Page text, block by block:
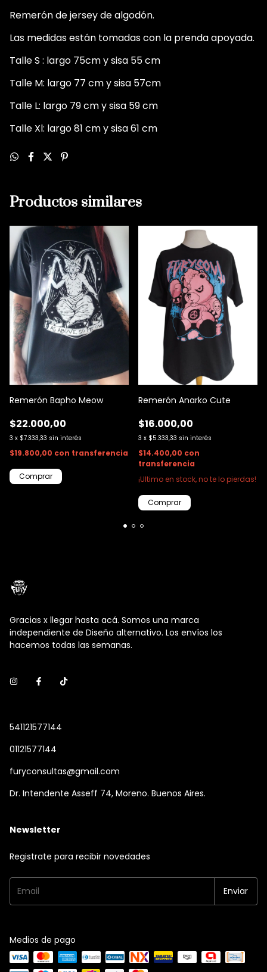
Remerón de jersey de algodón.
Las medidas están tomadas con la prenda apoyada.
Talle S : largo 75cm y sisa 55 cm
Talle M: largo 77 cm y sisa 57cm
Talle L: largo 79 cm y sisa 59 cm
Talle Xl: largo 81 cm y sisa 61 cm
Productos similares
Remerón Bapho Meow
$22.000,00
3 x $7.333,33 sin interés
$19.800,00 con transferencia
Comprar
Remerón Anarko Cute
$16.000,00
3 x $5.333,33 sin interés
$14.400,00 con
transferencia
¡Ultimo en stock, no te lo pierdas!
Comprar
Gracias x llegar hasta acá. Somos una marca
independiente de Diseño alternativo. Los envíos los
hacemos todas las semanas.
541121577144
01121577144
furyconsultas@gmail.com
Dr. Intendente Asseff 74, Moreno. Buenos Aires.
Newsletter
Registrate para recibir novedades
Medios de pago